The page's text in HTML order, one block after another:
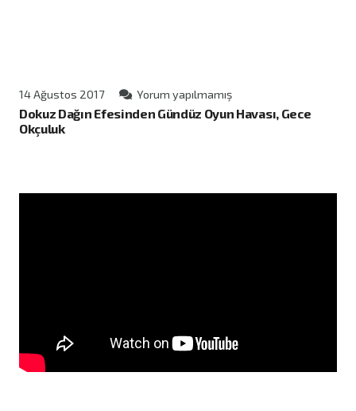
14 Ağustos 2017 Yorum yapılmamış
Dokuz Dağın Efesinden Gündüz Oyun Havası, Gece
Okçuluk